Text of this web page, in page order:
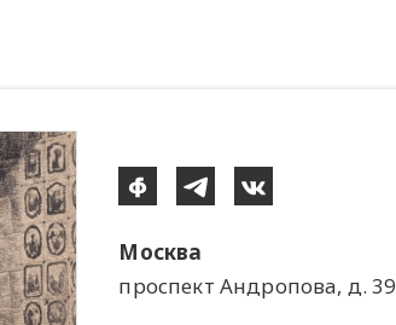
Москва
проспект Андропова, д. 39